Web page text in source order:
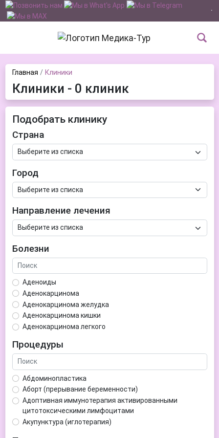
Главная Клиники
Клиники - 0 клиник
Подобрать клинику
Страна
Город
Направление лечения
Болезни
Аденоиды
Аденокарцинома
Аденокарцинома желудка
Аденокарцинома кишки
Аденокарцинома легкого
Аденома гипофиза
Аденома простаты
Аденома щитовидной железы
Аденомиоз
Адентия
Азооспермия
Акне (угри)
Алкоголизм
Процедуры
Абдоминопластика
Аборт (прерывание беременности)
Адоптивная иммунотерапия активированными
цитотоксическими лимфоцитами
Акупунктура (иглотерапия)